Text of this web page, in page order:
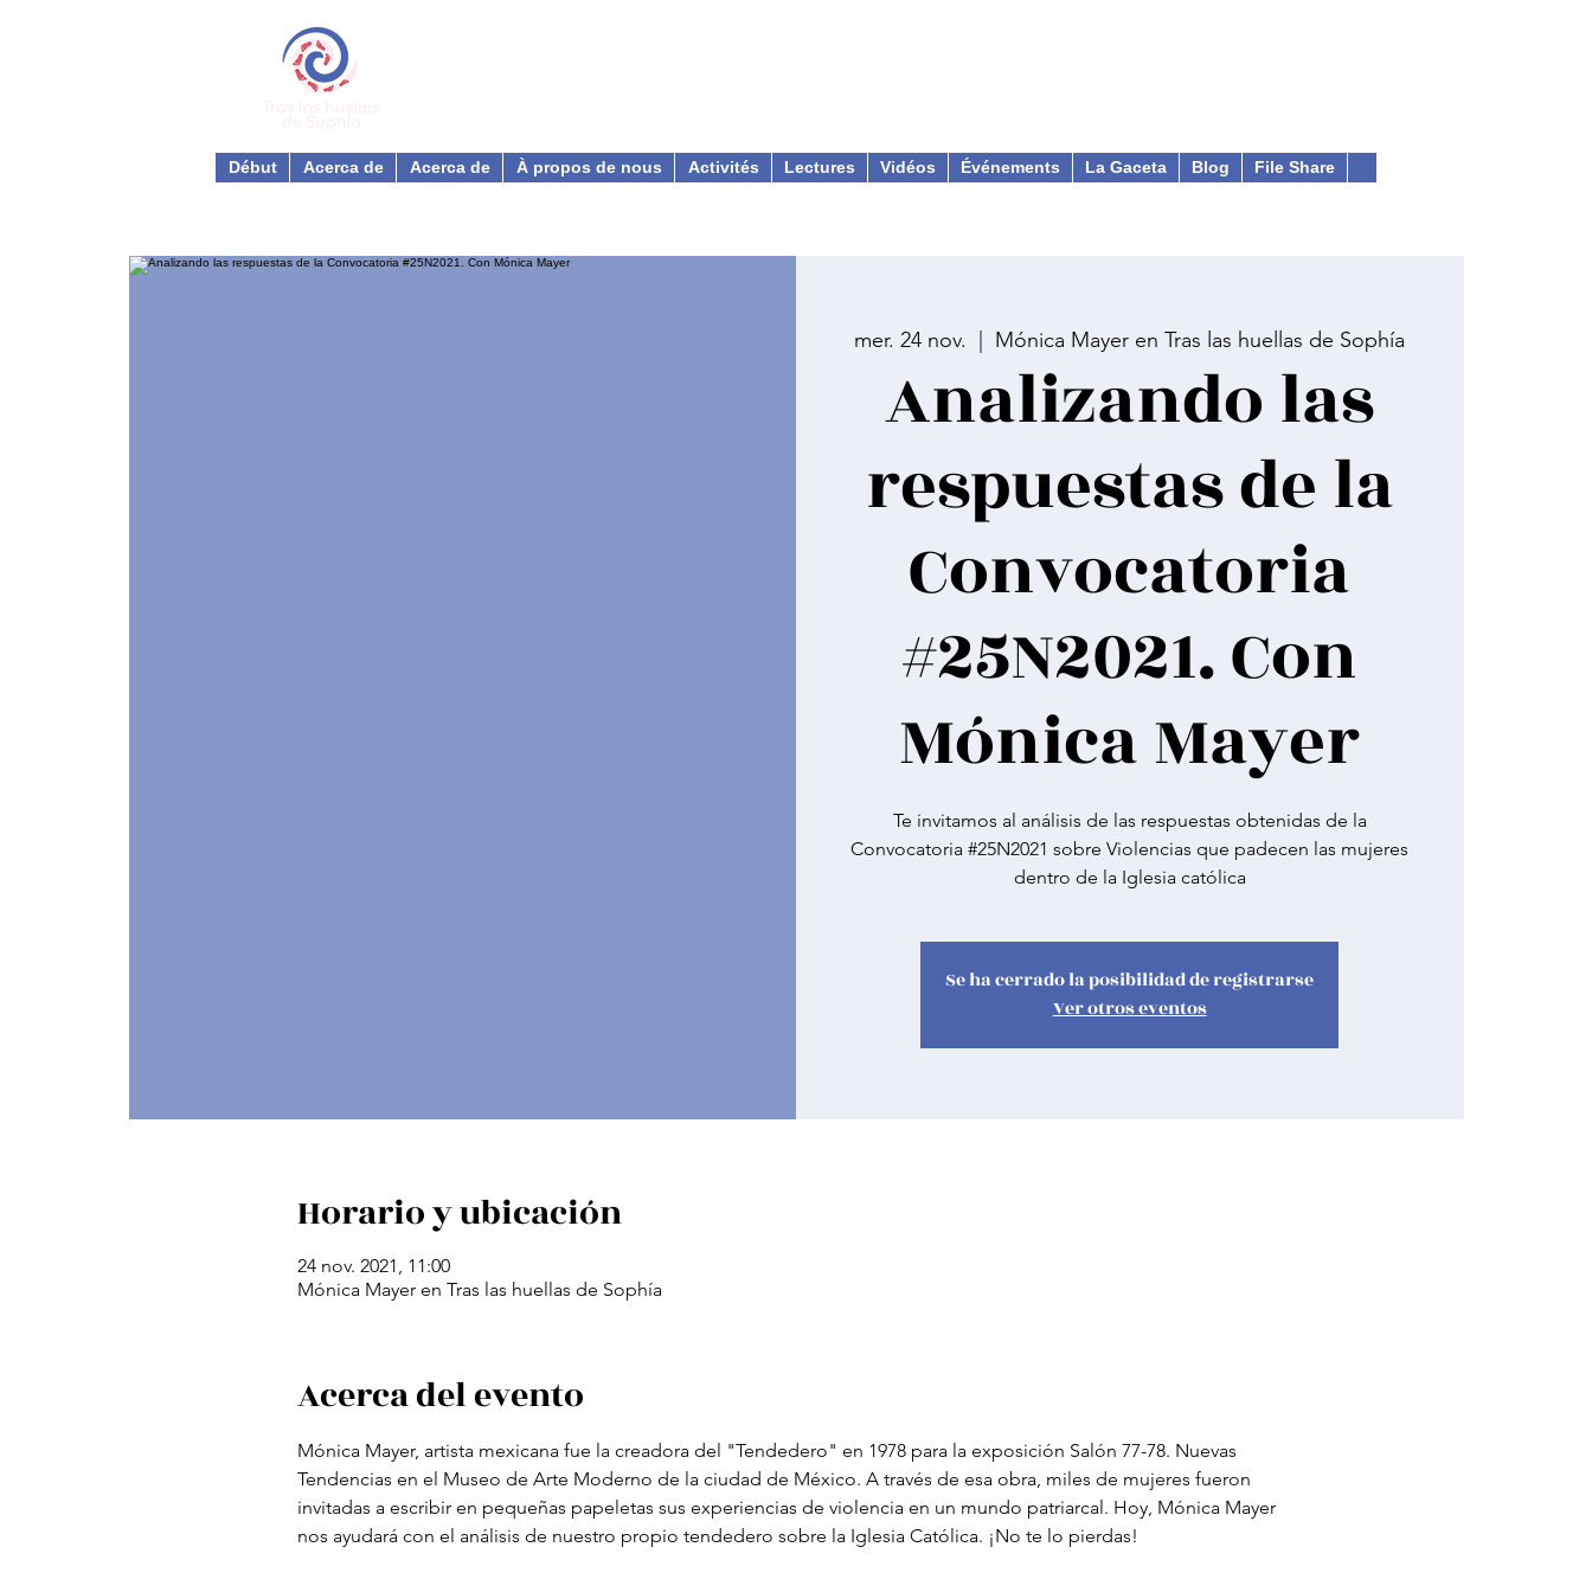
Début Acerca de Acerca de À propos de nous Activités Lectures Vidéos Événements La Gaceta Blog File Share
mer. 24 nov. Mónica Mayer en Tras las huellas de Sophía
Analizando las
respuestas de la
Convocatoria
#25N2021. Con
Mónica Mayer
Te invitamos al análisis de las respuestas obtenidas de la
Convocatoria #25N2021 sobre Violencias que padecen las mujeres
dentro de la Iglesia católica
Se ha cerrado la posibilidad de registrarse
Ver otros eventos
Horario y ubicación
24 nov. 2021, 11:00
Mónica Mayer en Tras las huellas de Sophía
Acerca del evento
Mónica Mayer, artista mexicana fue la creadora del "Tendedero" en 1978 para la exposición Salón 77-78. Nuevas
Tendencias en el Museo de Arte Moderno de la ciudad de México. A través de esa obra, miles de mujeres fueron
invitadas a escribir en pequeñas papeletas sus experiencias de violencia en un mundo patriarcal. Hoy, Mónica Mayer
nos ayudará con el análisis de nuestro propio tendedero sobre la Iglesia Católica. ¡No te lo pierdas!